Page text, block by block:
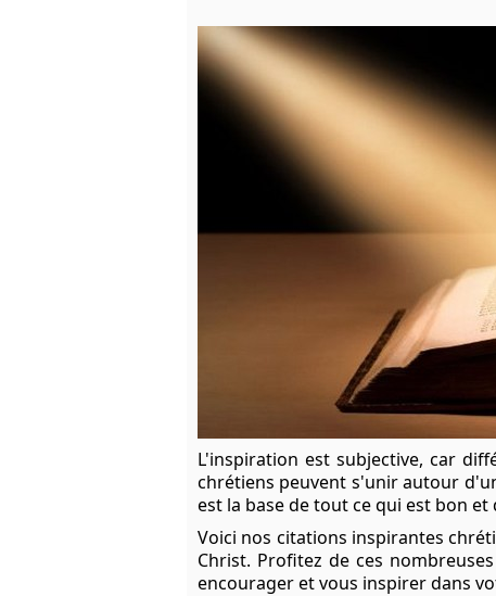
L'inspiration est subjective, car
chrétiens peuvent s'unir autour
est la base de tout ce qui est bon
Voici nos citations inspirantes
Christ. Profitez de ces
encourager et vous inspirer dans